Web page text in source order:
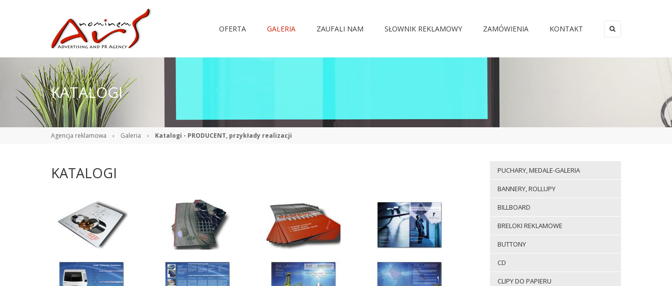
OFERTA GALERIA ZAUFALI NAM SŁOWNIK REKLAMOWY ZAMÓWIENIA KONTAKT
KATALOGI
Agencja reklamowa › Galeria › Katalogi - PRODUCENT, przykłady realizacji
KATALOGI PUCHARY, MEDALE-GALERIA
BANNERY, ROLLUPY
BILLBOARD
BRELOKI REKLAMOWE
BUTTONY
CD
CLIPY DO PAPIERU